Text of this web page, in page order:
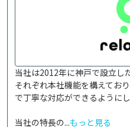
当社は2012年に神戸で設立し
それぞれ本社機能を構えてお
で丁寧な対応ができるようにし
当社の特長の...もっと見る